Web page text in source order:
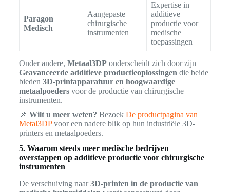
Paragon
Medisch
Aangepaste
chirurgische
instrumenten
Expertise in
additieve
productie voor
medische
toepassingen
Onder andere, Metaal3DPonderscheidt zich door zijn
Geavanceerde additieve productieoplossingen die beide
bieden 3D-printapparatuur en hoogwaardige
metaalpoedersvoor de productie van chirurgische
instrumenten.
📌 Wilt u meer weten? Bezoek De productpagina van
Metal3DPvoor een nadere blik op hun industriële 3D-
printers en metaalpoeders.
5. Waarom steeds meer medische bedrijven
overstappen op additieve productie voor chirurgische
instrumenten
De verschuiving naar3D-printen in de productie van